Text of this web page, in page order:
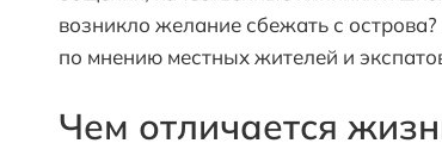
возникло желание сбежать с
по мнению местных жителей и
Чем отличается